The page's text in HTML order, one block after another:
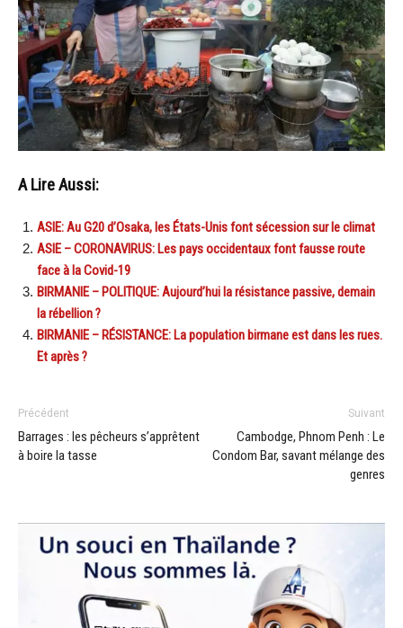
A Lire Aussi:
ASIE: Au G20 d’Osaka, les États-Unis font sécession sur le climat
ASIE – CORONAVIRUS: Les pays occidentaux font fausse route
face à la Covid-19
BIRMANIE – POLITIQUE: Aujourd’hui la résistance passive, demain
la rébellion ?
BIRMANIE – RÉSISTANCE: La population birmane est dans les rues.
Et après ?
Précédent
Barrages : les pêcheurs s’apprêtent
à boire la tasse
Suivant
Cambodge, Phnom Penh : Le
Condom Bar, savant mélange des
genres